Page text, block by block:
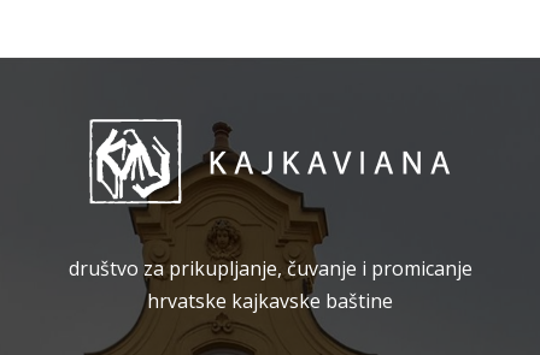
društvo za prikupljanje, čuvanje i promicanje
hrvatske kajkavske baštine